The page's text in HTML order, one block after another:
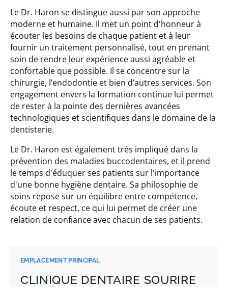
EMPLACEMENT PRINCIPAL
CLINIQUE DENTAIRE SOURIRE
Le Dr. Haron se distingue aussi par son approche
moderne et humaine. Il met un point d'honneur à
écouter les besoins de chaque patient et à leur
fournir un traitement personnalisé, tout en prenant
soin de rendre leur expérience aussi agréable et
confortable que possible. Il se concentre sur la
chirurgie, l’endodontie et bien d’autres services. Son
engagement envers la formation continue lui permet
de rester à la pointe des dernières avancées
technologiques et scientifiques dans le domaine de la
dentisterie.
Le Dr. Haron est également très impliqué dans la
prévention des maladies buccodentaires, et il prend
le temps d'éduquer ses patients sur l'importance
d'une bonne hygiène dentaire. Sa philosophie de
soins repose sur un équilibre entre compétence,
écoute et respect, ce qui lui permet de créer une
relation de confiance avec chacun de ses patients.